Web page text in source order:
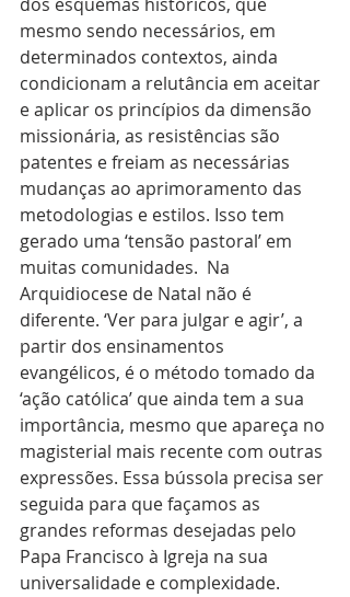
mesmo sendo necessários, em
determinados contextos, ainda
condicionam a relutância em aceitar
e aplicar os princípios da dimensão
missionária, as resistências são
patentes e freiam as necessárias
mudanças ao aprimoramento das
metodologias e estilos. Isso tem
gerado uma ‘tensão pastoral’ em
muitas comunidades.  Na
Arquidiocese de Natal não é
diferente. ‘Ver para julgar e agir’, a
partir dos ensinamentos
evangélicos, é o método tomado da
‘ação católica’ que ainda tem a sua
importância, mesmo que apareça no
magisterial mais recente com outras
expressões. Essa bússola precisa ser
seguida para que façamos as
grandes reformas desejadas pelo
Papa Francisco à Igreja na sua
universalidade e complexidade.